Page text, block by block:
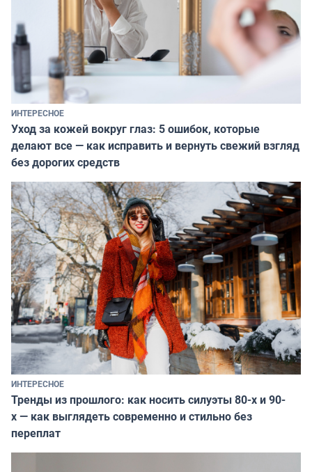
ИНТЕРЕСНОЕ
Уход за кожей вокруг глаз: 5 ошибок, которые
делают все — как исправить и вернуть свежий взгляд
без дорогих средств
ИНТЕРЕСНОЕ
Тренды из прошлого: как носить силуэты 80-х и 90-
х — как выглядеть современно и стильно без
переплат